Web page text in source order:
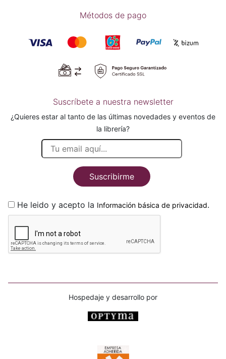
Métodos de pago
Suscríbete a nuestra newsletter
¿Quieres estar al tanto de las últimas novedades y eventos de
la librería?
Suscribirme
He leido y acepto la Información básica de privacidad.
Hospedaje y desarrollo por